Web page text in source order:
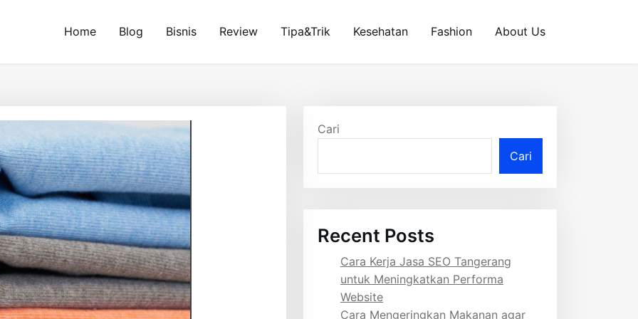
Home Blog Bisnis Review Tipa&Trik Kesehatan Fashion About Us
Cari
Cari
Recent Posts
Cara Kerja Jasa SEO Tangerang
untuk Meningkatkan Performa
Website
Cara Mengeringkan Makanan agar